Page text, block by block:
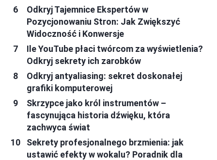
Odkryj Tajemnice Ekspertów w
Pozycjonowaniu Stron: Jak Zwiększyć
Widoczność i Konwersje
Ile YouTube płaci twórcom za wyświetlenia?
Odkryj sekrety ich zarobków
Odkryj antyaliasing: sekret doskonałej
grafiki komputerowej
Skrzypce jako król instrumentów –
fascynująca historia dźwięku, która
zachwyca świat
Sekrety profesjonalnego brzmienia: jak
ustawić efekty w wokalu? Poradnik dla